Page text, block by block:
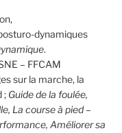
dynamiques
.
– FFCAM
sur la marche, la
; Guide de la foulée,
La course à pied –
Améliorer sa